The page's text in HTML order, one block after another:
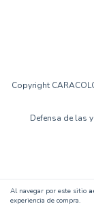
Al navegar por este sitio
experiencia de compra.
Copyright
Defensa de las